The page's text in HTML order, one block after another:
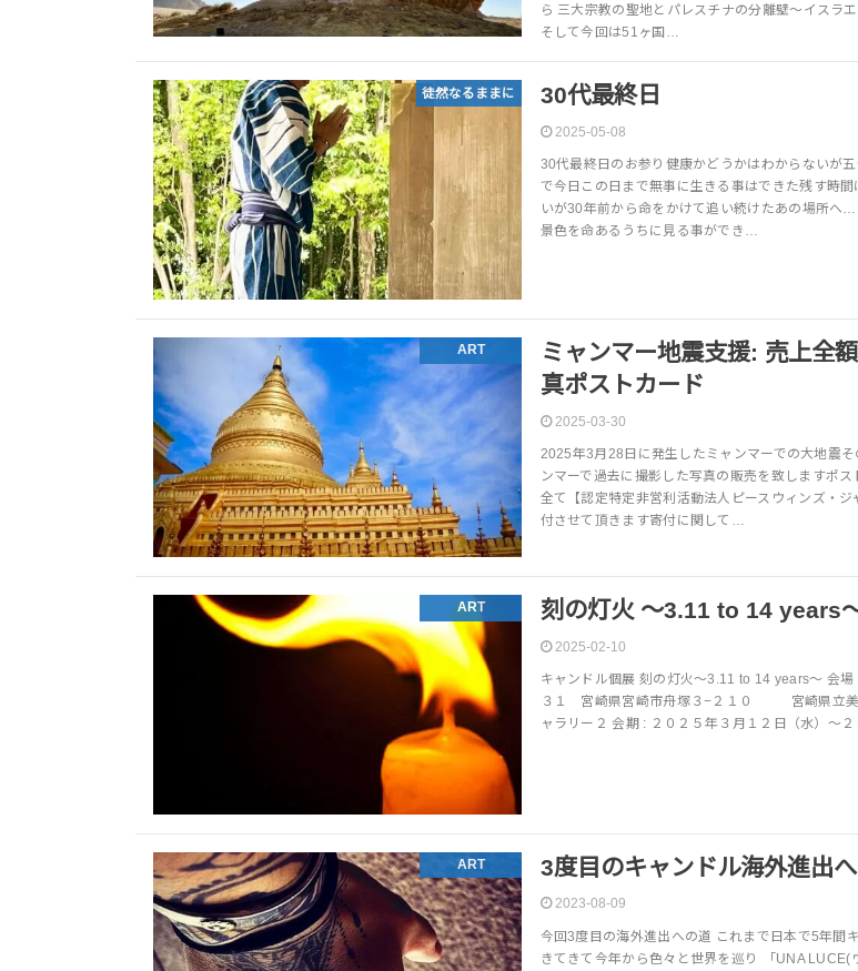
ら 三大宗教の聖地とパレスチナの分離壁〜イスラ
そして今回は51ヶ国…
徒然なるままに 30代最終日
2025-05-08
30代最終日のお参り健康かどうかはわからないが
で今日この日まで無事に生きる事はできた残す時
いが30年前から命をかけて追い続けたあの場所へ
景色を命あるうちに見る事ができ…
ART
ミャンマー地震支援: 売上全
真ポストカード
2025-03-30
2025年3月28日に発生したミャンマーでの大地震そ
ンマーで過去に撮影した写真の販売を致しますポス
全て【認定特定非営利活動法人ピースウィンズ・
付させて頂きます寄付に関して…
ART 刻の灯火 〜3.11 to 14 years
2025-02-10
キャンドル個展 刻の灯火〜3.11 to 14 years〜 会場
３１ 宮崎県宮崎市舟塚３−２１０ 宮崎県立美
ャラリー２ 会期 : ２０２５年３月１２日（水）〜
ART 3度目のキャンドル海外進出
2023-08-09
今回3度目の海外進出への道 これまで日本で5年間
きてきて今年から色々と世界を巡り 「UNA LUCE(